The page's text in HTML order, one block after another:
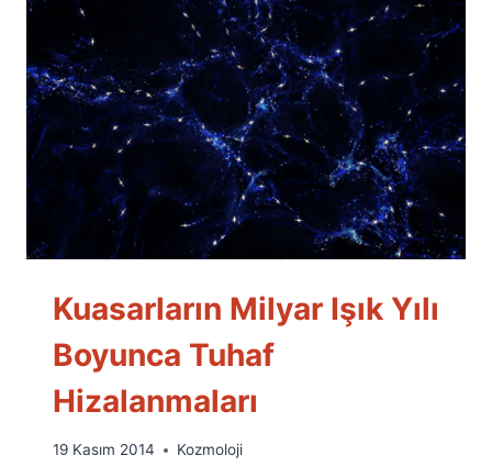
Kuasarların Milyar Işık Yılı
Boyunca Tuhaf
Hizalanmaları
By
19 Kasım 2014 Kozmoloji